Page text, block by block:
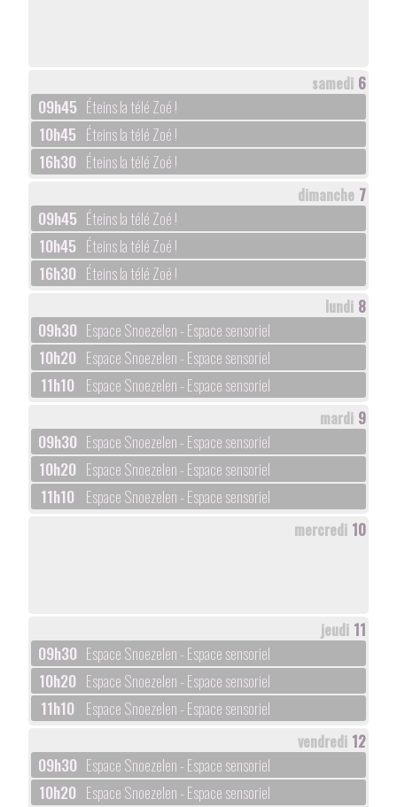
samedi 6
09h45 Éteins la télé Zoé !
10h45 Éteins la télé Zoé !
16h30 Éteins la télé Zoé !
dimanche 7
09h45 Éteins la télé Zoé !
10h45 Éteins la télé Zoé !
16h30 Éteins la télé Zoé !
lundi 8
09h30 Espace Snoezelen - Espace sensoriel
10h20 Espace Snoezelen - Espace sensoriel
11h10 Espace Snoezelen - Espace sensoriel
mardi 9
09h30 Espace Snoezelen - Espace sensoriel
10h20 Espace Snoezelen - Espace sensoriel
11h10 Espace Snoezelen - Espace sensoriel
mercredi 10
jeudi 11
09h30 Espace Snoezelen - Espace sensoriel
10h20 Espace Snoezelen - Espace sensoriel
11h10 Espace Snoezelen - Espace sensoriel
vendredi 12
09h30 Espace Snoezelen - Espace sensoriel
10h20 Espace Snoezelen - Espace sensoriel